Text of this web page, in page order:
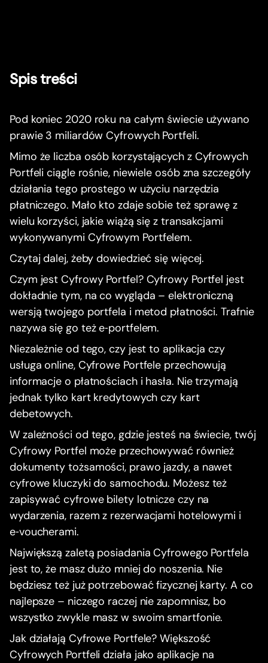
Spis treści
Pod koniec 2020 roku na całym świecie używano
prawie 3 miliardów Cyfrowych Portfeli.
Mimo że liczba osób korzystających z Cyfrowych
Portfeli ciągle rośnie, niewiele osób zna szczegóły
działania tego prostego w użyciu narzędzia
płatniczego. Mało kto zdaje sobie też sprawę z
wielu korzyści, jakie wiążą się z transakcjami
wykonywanymi Cyfrowym Portfelem.
Czytaj dalej, żeby dowiedzieć się więcej.
Czym jest Cyfrowy Portfel? Cyfrowy Portfel jest
dokładnie tym, na co wygląda – elektroniczną
wersją twojego portfela i metod płatności. Trafnie
nazywa się go też e‑portfelem.
Niezależnie od tego, czy jest to aplikacja czy
usługa online, Cyfrowe Portfele przechowują
informacje o płatnościach i hasła. Nie trzymają
jednak tylko kart kredytowych czy kart
debetowych.
W zależności od tego, gdzie jesteś na świecie, twój
Cyfrowy Portfel może przechowywać również
dokumenty tożsamości, prawo jazdy, a nawet
cyfrowe kluczyki do samochodu. Możesz też
zapisywać cyfrowe bilety lotnicze czy na
wydarzenia, razem z rezerwacjami hotelowymi i
e‑voucherami.
Największą zaletą posiadania Cyfrowego Portfela
jest to, że masz dużo mniej do noszenia. Nie
będziesz też już potrzebować fizycznej karty. A co
najlepsze – niczego raczej nie zapomnisz, bo
wszystko zwykle masz w swoim smartfonie.
Jak działają Cyfrowe Portfele? Większość
Cyfrowych Portfeli działa jako aplikacje na